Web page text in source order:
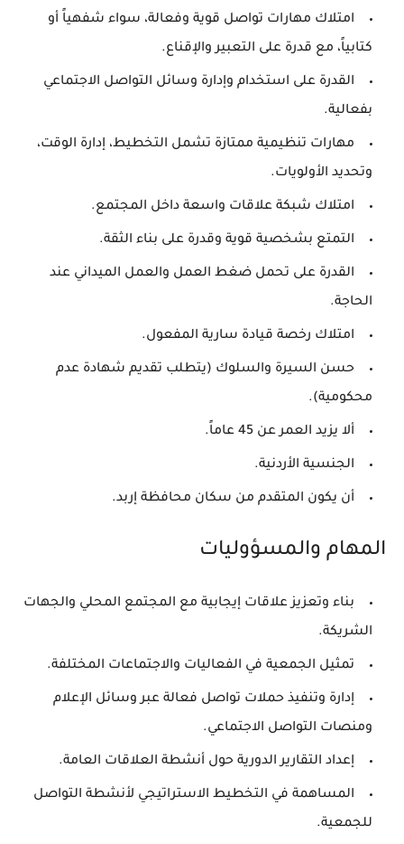
امتلاك مهارات تواصل قوية وفعالة، سواء شفهياً أو
كتابياً، مع قدرة على التعبير والإقناع.
القدرة على استخدام وإدارة وسائل التواصل الاجتماعي
بفعالية.
مهارات تنظيمية ممتازة تشمل التخطيط، إدارة الوقت،
وتحديد الأولويات.
امتلاك شبكة علاقات واسعة داخل المجتمع.
التمتع بشخصية قوية وقدرة على بناء الثقة.
القدرة على تحمل ضغط العمل والعمل الميداني عند
الحاجة.
امتلاك رخصة قيادة سارية المفعول.
حسن السيرة والسلوك (يتطلب تقديم شهادة عدم
محكومية).
ألا يزيد العمر عن 45 عاماً.
الجنسية الأردنية.
أن يكون المتقدم من سكان محافظة إربد.
المهام والمسؤوليات
بناء وتعزيز علاقات إيجابية مع المجتمع المحلي والجهات
الشريكة.
تمثيل الجمعية في الفعاليات والاجتماعات المختلفة.
إدارة وتنفيذ حملات تواصل فعالة عبر وسائل الإعلام
ومنصات التواصل الاجتماعي.
إعداد التقارير الدورية حول أنشطة العلاقات العامة.
المساهمة في التخطيط الاستراتيجي لأنشطة التواصل
للجمعية.